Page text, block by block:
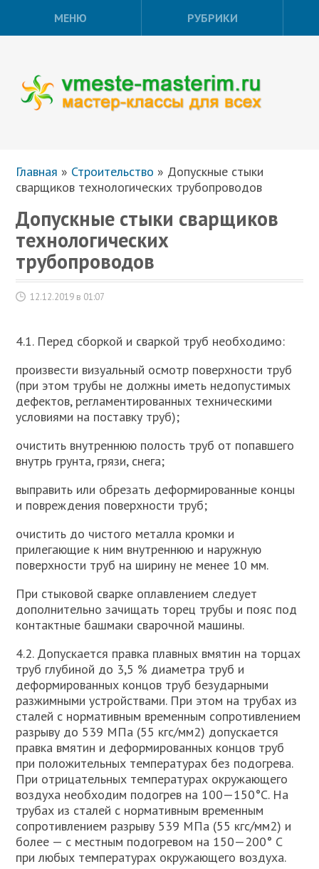
МЕНЮ РУБРИКИ
Главная » Строительство » Допускные стыки
сварщиков технологических трубопроводов
Допускные стыки сварщиков
технологических
трубопроводов
12.12.2019 в 01:07
4.1. Перед сборкой и сваркой труб необходимо:
произвести визуальный осмотр поверхности труб
(при этом трубы не должны иметь недопустимых
дефектов, регламентированных техническими
условиями на поставку труб);
очистить внутреннюю полость труб от попавшего
внутрь грунта, грязи, снега;
выправить или обрезать деформированные концы
и повреждения поверхности труб;
очистить до чистого металла кромки и
прилегающие к ним внутреннюю и наружную
поверхности труб на ширину не менее 10 мм.
При стыковой сварке оплавлением следует
дополнительно зачищать торец трубы и пояс под
контактные башмаки сварочной машины.
4.2. Допускается правка плавных вмятин на торцах
труб глубиной до 3,5 % диаметра труб и
деформированных концов труб безударными
разжимными устройствами. При этом на трубах из
сталей с нормативным временным сопротивлением
разрыву до 539 МПа (55 кгс/мм2) допускается
правка вмятин и деформированных концов труб
при положительных температурах без подогрева.
При отрицательных температурах окружающего
воздуха необходим подогрев на 100—150°С. На
трубах из сталей с нормативным временным
сопротивлением разрыву 539 МПа (55 кгс/мм2) и
более — с местным подогревом на 150—200° С
при любых температурах окружающего воздуха.